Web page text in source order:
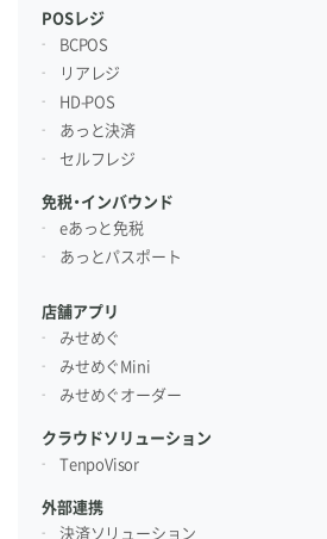
POSレジ
BCPOS
リアレジ
HD-POS
あっと決済
セルフレジ
免税・インバウンド
eあっと免税
あっとパスポート
店舗アプリ
みせめぐ
みせめぐMini
みせめぐオーダー
クラウドソリューション
TenpoVisor
外部連携
決済ソリューション